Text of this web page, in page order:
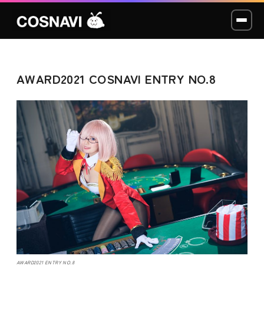
コスプレイベント
モデル撮影会
WCP
ショッカー
スタジオ
AWARD2021 COSNAVI ENTRY NO.8
AWARD2021 ENTRY NO.8